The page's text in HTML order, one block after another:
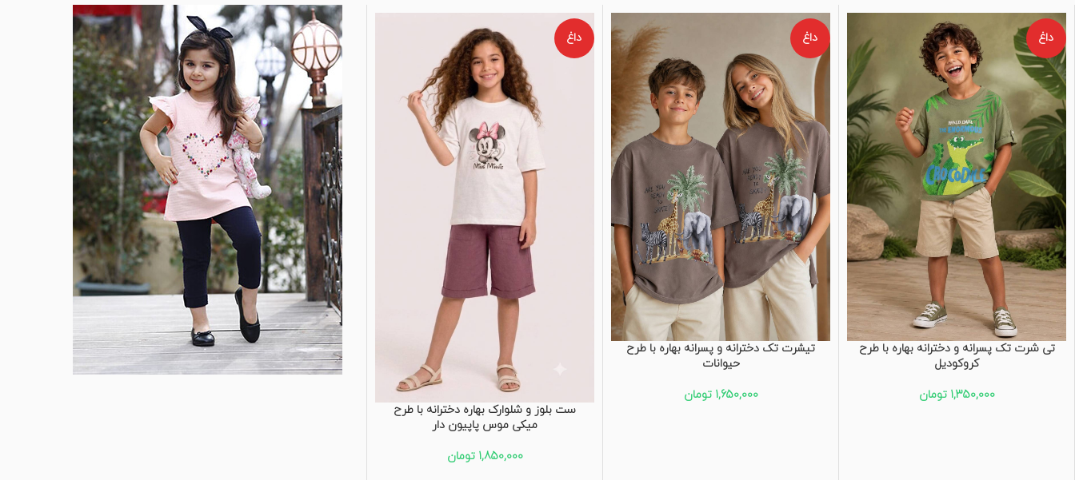
داغ
تی شرت تک پسرانه و دخترانه بهاره با طرح
کروکودیل
1,350,000 تومان
داغ
تیشرت تک دخترانه و پسرانه بهاره با طرح
حیوانات
1,650,000 تومان
داغ
ست بلوز و شلوارک بهاره دخترانه با طرح
میکی موس پاپیون دار
1,850,000 تومان